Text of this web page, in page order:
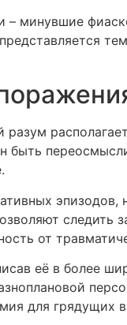
минувшие
следить
от
её в более
для грядущих